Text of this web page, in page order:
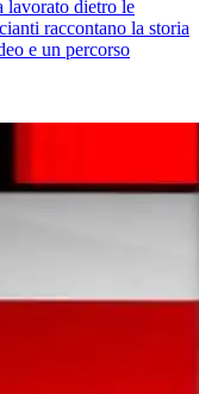
lavorato dietro le
raccontano la storia
e un percorso